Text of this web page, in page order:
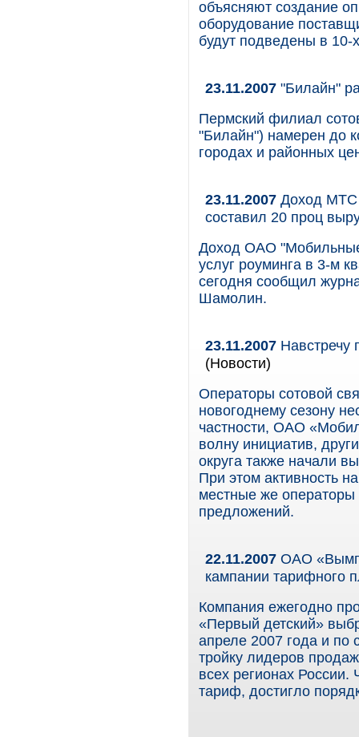
объясняют создание
оборудование
будут подведены в 10-
23.11.2007 "Билайн"
Пермский филиал
"Билайн") намерен до
городах и районных
23.11.2007 Доход МТС
составил 20 проц
Доход ОАО
услуг роуминга в 3-м
сегодня сообщил
Шамолин.
23.11.2007 Навстречу
(Новости)
Операторы сотовой
новогоднему сезону
частности, ОАО
волну инициатив,
округа также начали
При этом активность
местные же операторы
предложений.
22.11.2007 ОАО
кампании тарифного
Компания ежегодно
«Первый детский»
апреле 2007 года и по
тройку лидеров
всех регионах
тариф, достигло